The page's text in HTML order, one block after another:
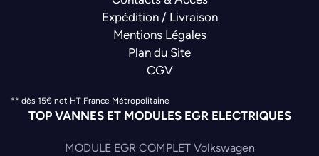
Expédition / Livraison
Mentions Légales
Plan du Site
CGV
** dès 15€ net HT France Métropolitaine
TOP VANNES ET MODULES EGR ELECTRIQUES
MODULE EGR COMPLET Volkswagen